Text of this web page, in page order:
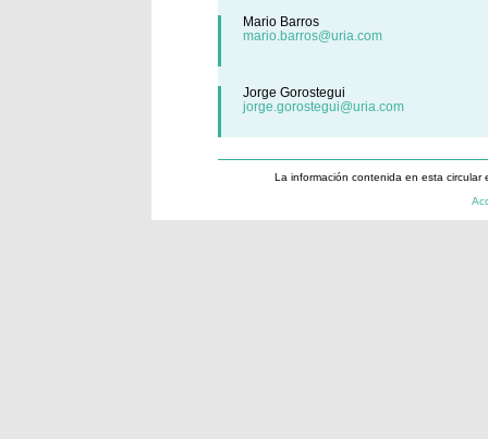
Mario Barros
mario.barros@uria.com
Jorge Gorostegui
jorge.gorostegui@uria.com
La información contenida en esta